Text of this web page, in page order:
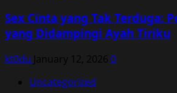
Sex Cinta yang Tak Terduga:
yang Didampingi Ayah Tiriku
kt0du January 12, 2026 0
Uncategorized